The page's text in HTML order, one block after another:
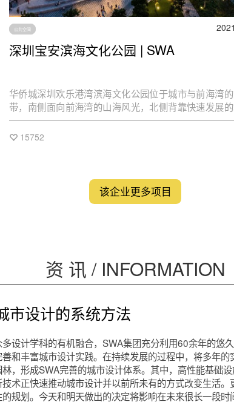
公共空间
深圳宝安滨海文化公园 | SWA
华侨城深圳欢乐港湾滨海文化公园位于城市与前海湾
带，南侧面向前海湾的山海风光，北侧背靠快速发展
域中心，都市生活和自然生态在这儿交汇。串联着
府，图书馆，青少年宫的城市中央主轴在这里以“湾区之
15752
该企业更多项目
资 讯 / INFORMATION
市设计的系统方法
设计学科的有机融合，SWA集团充分利用60余年的悠
和丰富城市设计实践。在持续发展的过程中，将多年
，形成SWA完善的城市设计体系。其中，高性能基础
术正快速推动城市设计并以前所未有的方式改变生活
规划。今天和明天做出的决定将影响在未来很长一段时